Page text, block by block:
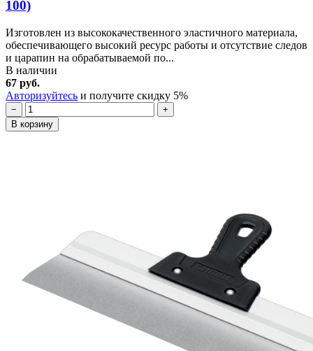
100)
Изготовлен из высококачественного эластичного материала,
обеспечивающего высокий ресурс работы и отсутствие следов
и царапин на обрабатываемой по...
В наличии
67 руб.
Авторизуйтесь и получите скидку 5%
−
+
В корзину